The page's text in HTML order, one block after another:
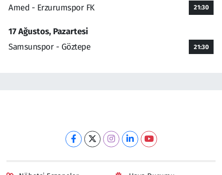
Amed - Erzurumspor FK 21:30
17 Ağustos, Pazartesi
Samsunspor - Göztepe
21:30